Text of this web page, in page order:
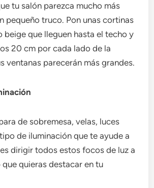
tu salón parezca mucho más
pequeño truco. Pon unas cortinas
beige que lleguen hasta el techo y
20 cm por cada lado de la
ventanas parecerán más grandes.
de sobremesa, velas, luces
de iluminación que te ayude a
dirigir todos estos focos de luz a
quieras destacar en tu